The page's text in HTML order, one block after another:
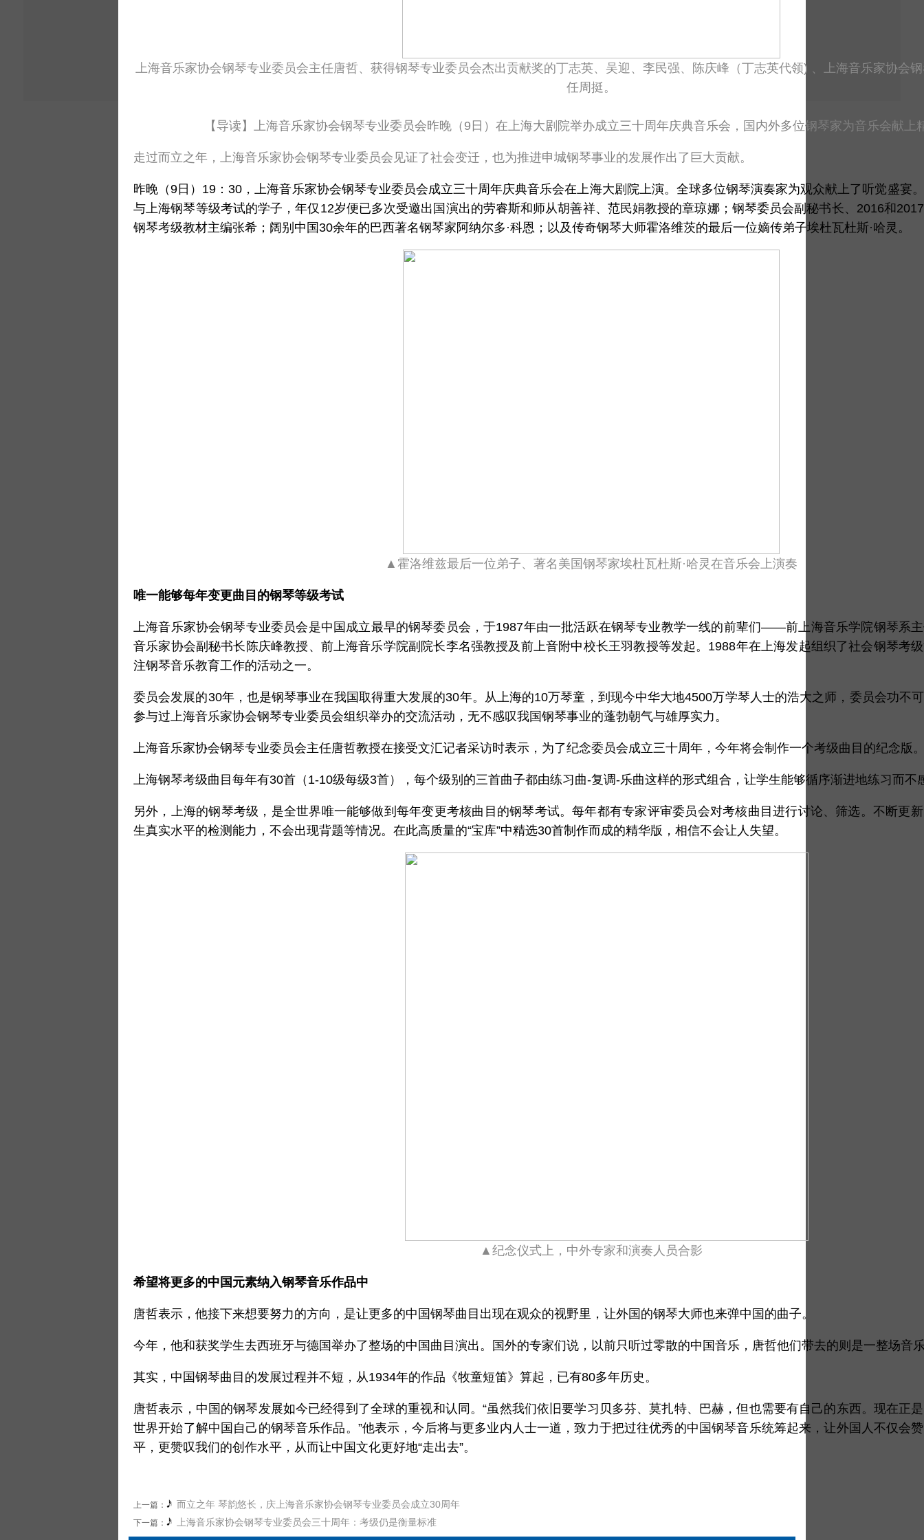
上海音乐家协会钢琴专业委员会主任唐哲、获得钢琴专业委员会杰出贡献奖的丁志英、吴迎、李民强、 陈庆峰（丁志英代领) 、上海音乐家协会
任周挺。
【导读】上海音乐家协会钢琴专业委员会昨晚（9日）在上海大剧院举办成立三十周年庆典音乐会，国内外多位钢琴家为音乐会献上
走过而立之年，上海音乐家协会钢琴专业委员会见证了社会变迁，也为推进申城钢琴事业的发展作出了巨大贡献。
昨晚（9日）19：30，上海音乐家协会钢琴专业委员会成立三十周年庆典音乐会在上海大剧院上演。全球多位钢琴演奏家为观众献上了听觉盛宴
与上海钢琴等级考试的学子，年仅12岁便已多次受邀出国演出的劳睿斯和师从胡善祥、范民娟教授的章琼娜；钢琴委员会副秘书长、2016和
钢琴考级教材主编张希；阔别中国30余年的巴西著名钢琴家阿纳尔多·科恩；以及传奇钢琴大师霍洛维茨的最后一位嫡传弟子埃杜瓦杜斯·哈灵。
▲霍洛维兹最后一位弟子、著名美国钢琴家埃杜瓦杜斯·哈灵在音乐会上演奏
唯一能够每年变更曲目的钢琴等级考试
上海音乐家协会钢琴专业委员会是中国成立最早的钢琴委员会，于1987年由一批活跃在钢琴专业教学一线的前辈们——前上海音乐学院钢琴系
音乐家协会副秘书长陈庆峰教授、前上海音乐学院副院长李名强教授及前上音附中校长王羽教授等发起。1988年在上海发起组织了社会钢琴考
注钢琴音乐教育工作的活动之一。
委员会发展的30年，也是钢琴事业在我国取得重大发展的30年。从上海的10万琴童，到现今中华大地4500万学琴人士的浩大之师，委员会功不
参与过上海音乐家协会钢琴专业委员会组织举办的交流活动，无不感叹我国钢琴事业的蓬勃朝气与雄厚实力。
上海音乐家协会钢琴专业委员会主任唐哲教授在接受文汇记者采访时表示，为了纪念委员会成立三十周年，今年将会制作一个考级曲目的纪念版
上海钢琴考级曲目每年有30首（1-10级每级3首），每个级别的三首曲子都由练习曲-复调-乐曲这样的形式组合，让学生能够循序渐进地练习而不
另外，上海的钢琴考级，是全世界唯一能够做到每年变更考核曲目的钢琴考试。每年都有专家评审委员会对考核曲目进行讨论、筛选。不断更
生真实水平的检测能力，不会出现背题等情况。在此高质量的“宝库”中精选30首制作而成的精华版，相信不会让人失望。
▲纪念仪式上，中外专家和演奏人员合影
希望将更多的中国元素纳入钢琴音乐作品中
唐哲表示，他接下来想要努力的方向，是让更多的中国钢琴曲目出现在观众的视野里，让外国的钢琴大师也来弹中国的曲子。
今年，他和获奖学生去西班牙与德国举办了整场的中国曲目演出。国外的专家们说，以前只听过零散的中国音乐，唐哲他们带去的则是一整场音
其实，中国钢琴曲目的发展过程并不短，从1934年的作品《牧童短笛》算起，已有80多年历史。
唐哲表示，中国的钢琴发展如今已经得到了全球的重视和认同。“虽然我们依旧要学习贝多芬、莫扎特、巴赫，但也需要有自己的东西。现在正
世界开始了解中国自己的钢琴音乐作品。”他表示，今后将与更多业内人士一道，致力于把过往优秀的中国钢琴音乐统筹起来，让外国人不仅会
平，更赞叹我们的创作水平，从而让中国文化更好地“走出去”。
上一篇： 而立之年 琴韵悠长，庆上海音乐家协会钢琴专业委员会成立30周年
下一篇： 上海音乐家协会钢琴专业委员会三十周年：考级仍是衡量标准